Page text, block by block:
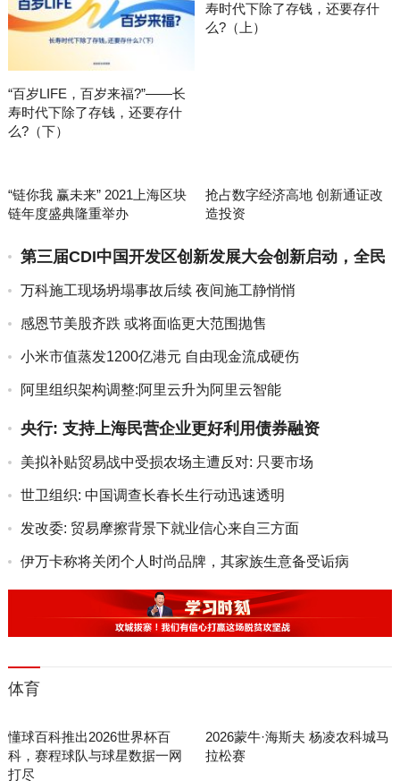
“百岁LIFE，百岁来福?”——长
寿时代下除了存钱，还要存什
么?（下）
寿时代下除了存钱，还要存什
么?（上）
“链你我 赢未来” 2021上海区块
链年度盛典隆重举办
抢占数字经济高地 创新通证改
造投资
第三届CDI中国开发区创新发展大会创新启动，全民
万科施工现场坍塌事故后续 夜间施工静悄悄
感恩节美股齐跌 或将面临更大范围抛售
小米市值蒸发1200亿港元 自由现金流成硬伤
阿里组织架构调整:阿里云升为阿里云智能
央行: 支持上海民营企业更好利用债券融资
美拟补贴贸易战中受损农场主遭反对: 只要市场
世卫组织: 中国调查长春长生行动迅速透明
发改委: 贸易摩擦背景下就业信心来自三方面
伊万卡称将关闭个人时尚品牌，其家族生意备受诟病
体育
懂球百科推出2026世界杯百
科，赛程球队与球星数据一网
打尽
2026蒙牛·海斯夫 杨凌农科城马
拉松赛